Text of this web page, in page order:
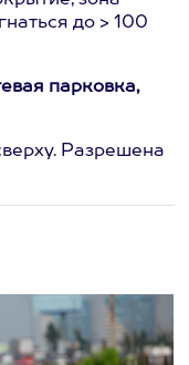
до > 100
парковка,
Разрешена